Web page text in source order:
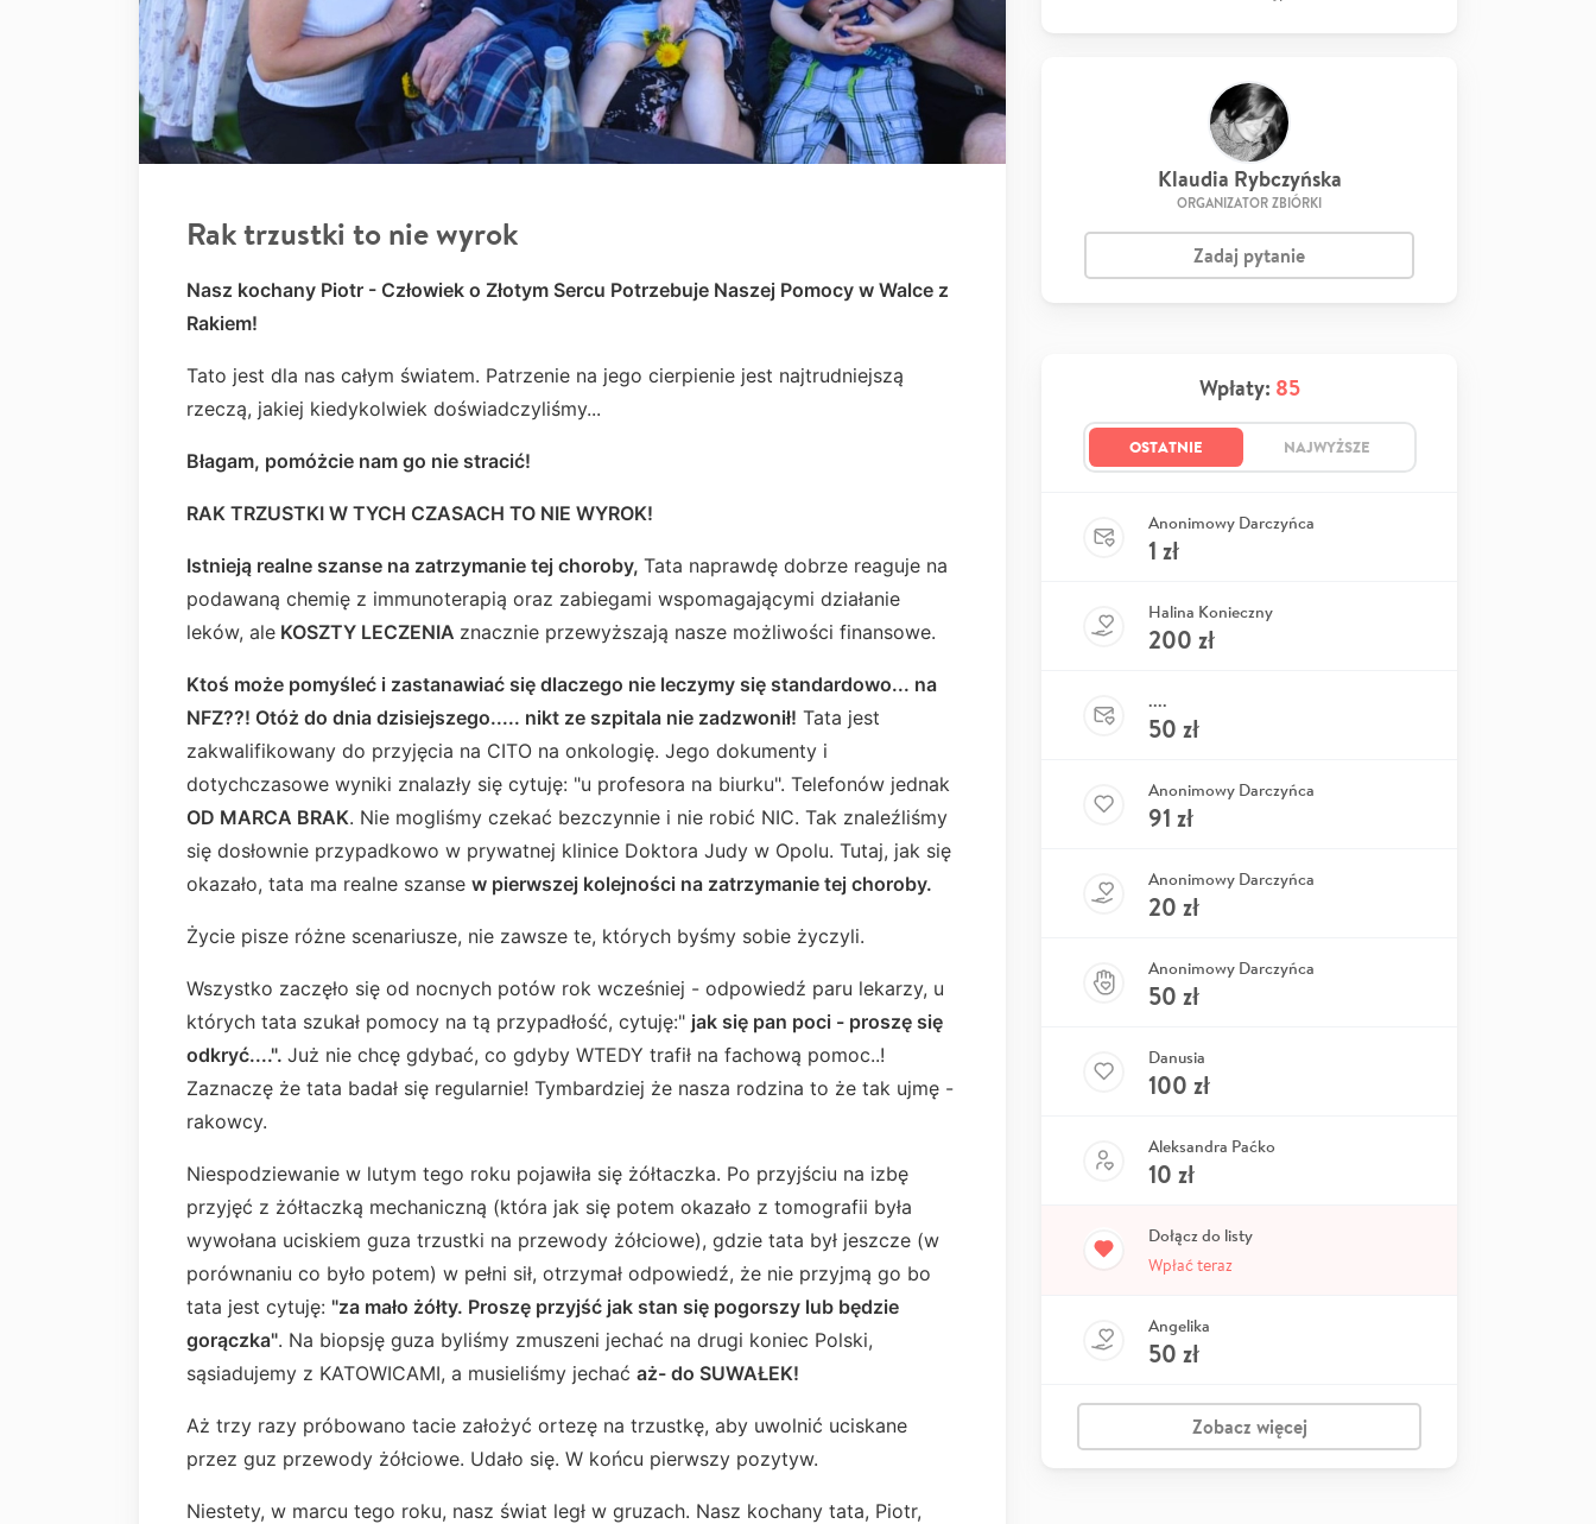
Rak trzustki to nie wyrok
Nasz kochany Piotr - Człowiek o Złotym Sercu Potrzebuje Naszej Pomocy w Walce z
Rakiem!
Tato jest dla nas całym światem. Patrzenie na jego cierpienie jest najtrudniejszą
rzeczą, jakiej kiedykolwiek doświadczyliśmy...
Błagam, pomóżcie nam go nie stracić!
RAK TRZUSTKI W TYCH CZASACH TO NIE WYROK!
Istnieją realne szanse na zatrzymanie tej choroby, Tata naprawdę dobrze reaguje na
podawaną chemię z immunoterapią oraz zabiegami wspomagającymi działanie
leków, ale KOSZTY LECZENIA znacznie przewyższają nasze możliwości finansowe.
Ktoś może pomyśleć i zastanawiać się dlaczego nie leczymy się standardowo... na
NFZ??! Otóż do dnia dzisiejszego..... nikt ze szpitala nie zadzwonił! Tata jest
zakwalifikowany do przyjęcia na CITO na onkologię. Jego dokumenty i
dotychczasowe wyniki znalazły się cytuję: "u profesora na biurku". Telefonów jednak
OD MARCA BRAK. Nie mogliśmy czekać bezczynnie i nie robić NIC. Tak znaleźliśmy
się dosłownie przypadkowo w prywatnej klinice Doktora Judy w Opolu. Tutaj, jak się
okazało, tata ma realne szanse w pierwszej kolejności na zatrzymanie tej choroby.
Życie pisze różne scenariusze, nie zawsze te, których byśmy sobie życzyli.
Wszystko zaczęło się od nocnych potów rok wcześniej - odpowiedź paru lekarzy, u
których tata szukał pomocy na tą przypadłość, cytuję:" jak się pan poci - proszę się
odkryć....". Już nie chcę gdybać, co gdyby WTEDY trafił na fachową pomoc..!
Zaznaczę że tata badał się regularnie! Tymbardziej że nasza rodzina to że tak ujmę -
rakowcy.
Niespodziewanie w lutym tego roku pojawiła się żółtaczka. Po przyjściu na izbę
przyjęć z żółtaczką mechaniczną (która jak się potem okazało z tomografii była
wywołana uciskiem guza trzustki na przewody żółciowe), gdzie tata był jeszcze (w
porównaniu co było potem) w pełni sił, otrzymał odpowiedź, że nie przyjmą go bo
tata jest cytuję: "za mało żółty. Proszę przyjść jak stan się pogorszy lub będzie
gorączka". Na biopsję guza byliśmy zmuszeni jechać na drugi koniec Polski,
sąsiadujemy z KATOWICAMI, a musieliśmy jechać aż- do SUWAŁEK!
Aż trzy razy próbowano tacie założyć ortezę na trzustkę, aby uwolnić uciskane
przez guz przewody żółciowe. Udało się. W końcu pierwszy pozytyw.
Niestety, w marcu tego roku, nasz świat legł w gruzach. Nasz kochany tata, Piotr,
Klaudia Rybczyńska
ORGANIZATOR ZBIÓRKI
Zadaj pytanie
Wpłaty: 85
OSTATNIE NAJWYŻSZE
Anonimowy Darczyńca
1 zł
Halina Konieczny
200 zł
....
50 zł
Anonimowy Darczyńca
91 zł
Anonimowy Darczyńca
20 zł
Anonimowy Darczyńca
50 zł
Danusia
100 zł
Aleksandra Paćko
10 zł
Dołącz do listy
Wpłać teraz
Angelika
50 zł
Zobacz więcej